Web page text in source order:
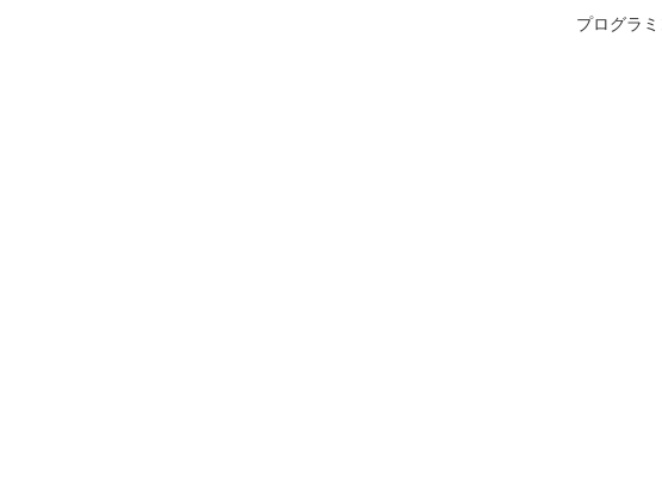
プログラ